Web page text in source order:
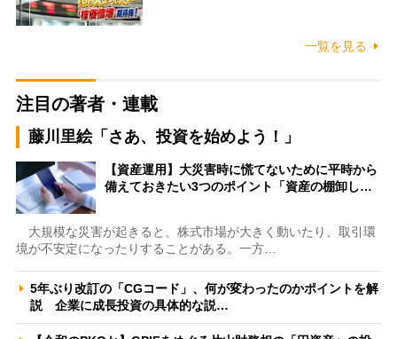
一覧を見る
注目の著者・連載
藤川里絵「さあ、投資を始めよう！」
【資産運用】大災害時に慌てないために平時から
備えておきたい3つのポイント「資産の棚卸し…
大規模な災害が起きると、株式市場が大きく動いたり、取引環
境が不安定になったりすることがある。一方…
5年ぶり改訂の「CGコード」、何が変わったのかポイントを解
説 企業に成長投資の具体的な説…